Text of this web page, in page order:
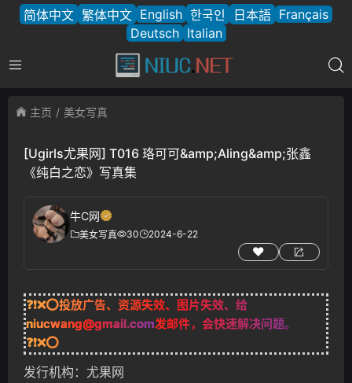
简体中文 繁体中文 English 한국인 日本語 Français
Deutsch Italian
主页 美女写真
[Ugirls尤果网] T016 珞可可&amp;Aling&amp;张鑫
《纯白之恋》写真集
牛C网
美女写真 30 2024-6-22
❓❗❌⭕投放广告、资源失效、图片失效、给
niucwang@gmail.com发邮件，会快速解决问题。
❓❗❌⭕
发行机构：尤果网